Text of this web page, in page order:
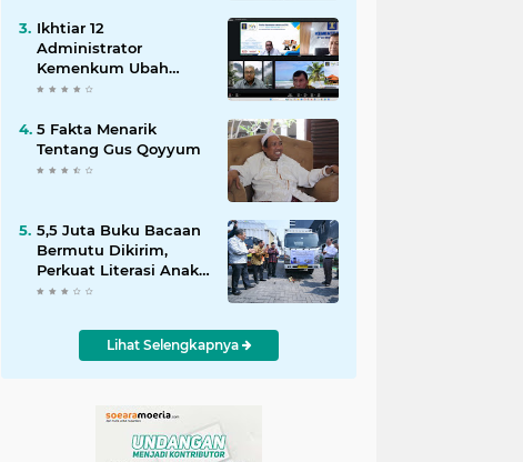
Ikhtiar 12
Administrator
Kemenkum Ubah
Pelayanan Hukum
5 Fakta Menarik
Tentang Gus Qoyyum
5,5 Juta Buku Bacaan
Bermutu Dikirim,
Perkuat Literasi Anak
Indonesia
Lihat Selengkapnya